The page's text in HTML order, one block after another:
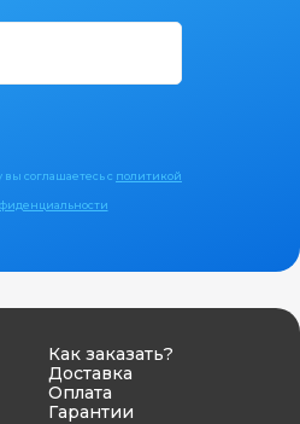
соглашаетесь с политикой
Как заказать?
Доставка
Оплата
Гарантии